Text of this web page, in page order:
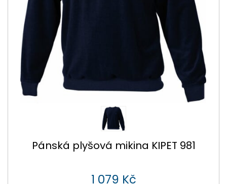
Pánská plyšová mikina KIPET 981
1 079 Kč